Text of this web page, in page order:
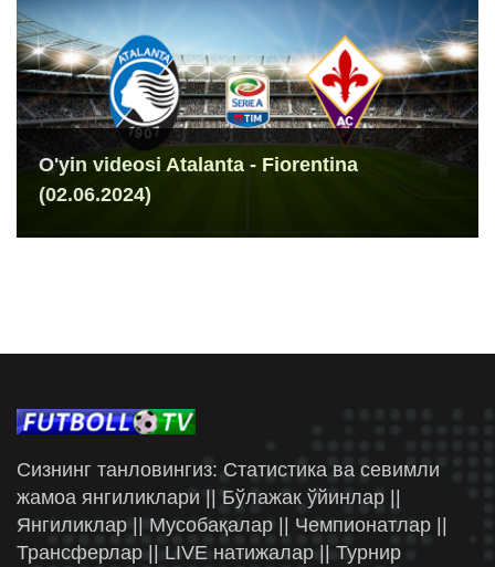
O'yin videosi Atalanta - Fiorentina
(02.06.2024)
Сизнинг танловингиз: Статистика ва севимли
жамоа янгиликлари || Бўлажак ўйинлар ||
Янгиликлар || Мусобақалар || Чемпионатлар ||
Трансферлар || LIVE натижалар || Турнир